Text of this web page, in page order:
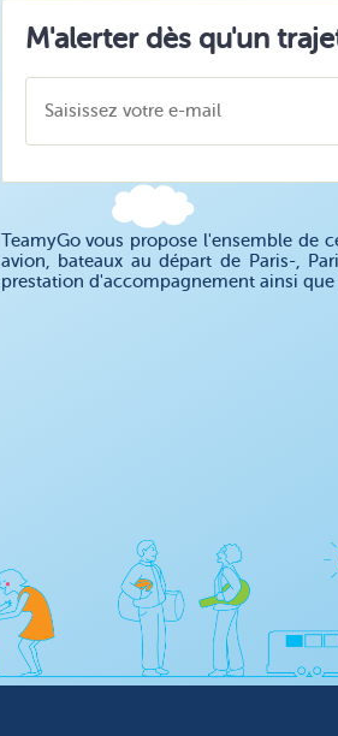
M'alerter dès qu'un
TeamyGo vous propose l'ensemble de
avion, bateaux au départ de Paris-,
prestation d'accompagnement ainsi